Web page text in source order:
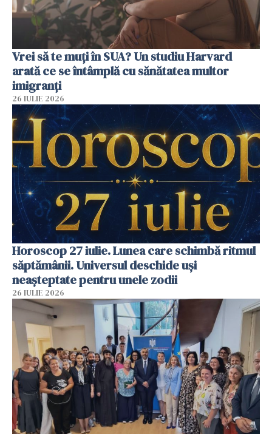
Vrei să te muți în SUA? Un studiu Harvard
arată ce se întâmplă cu sănătatea multor
imigranți
26 IULIE 2026
Horoscop 27 iulie. Lunea care schimbă ritmul
săptămânii. Universul deschide uși
neașteptate pentru unele zodii
26 IULIE 2026